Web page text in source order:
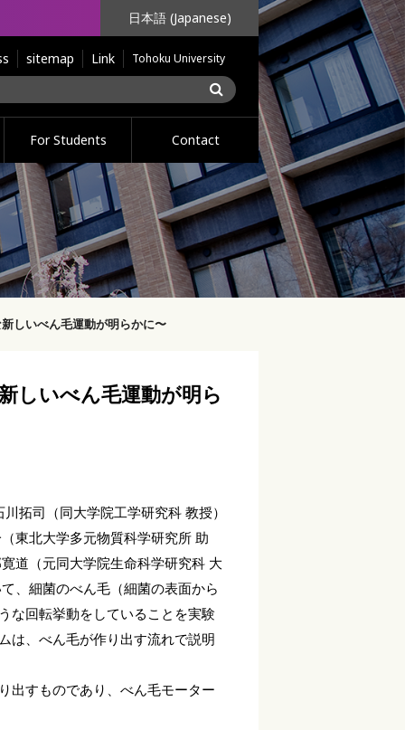
日本語 (Japanese)
sitemap Link Tohoku University
For Students Contact
しいべん毛運動が明らかに〜
しいべん毛運動が明ら
拓司（同大学院工学研究科 教授）
東北大学多元物質科学研究所 助
道（元同大学院生命科学研究科 大
、細菌のべん毛（細菌の表面から
な回転挙動をしていることを実験
は、べん毛が作り出す流れで説明
出すものであり、べん毛モーター